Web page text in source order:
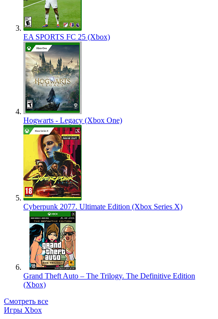
EA SPORTS FC 25 (Xbox)
Hogwarts - Legacy (Xbox One)
Cyberpunk 2077. Ultimate Edition (Xbox Series X)
Grand Theft Auto – The Trilogy. The Definitive Edition
(Xbox)
Смотреть все
Игры Xbox